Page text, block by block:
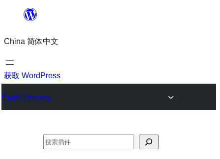
内
容
China 简体中文
获取 WordPress
Plugin Directory
搜